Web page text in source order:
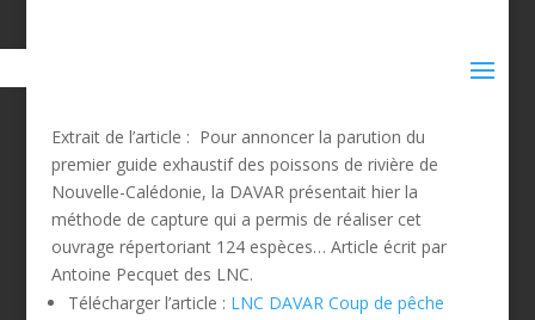
Extrait de l’article : Pour annoncer la parution du
premier guide exhaustif des poissons de rivière de
Nouvelle-Calédonie, la DAVAR présentait hier la
méthode de capture qui a permis de réaliser cet
ouvrage répertoriant 124 espèces… Article écrit par
Antoine Pecquet des LNC.
Télécharger l’article : LNC DAVAR Coup de pêche